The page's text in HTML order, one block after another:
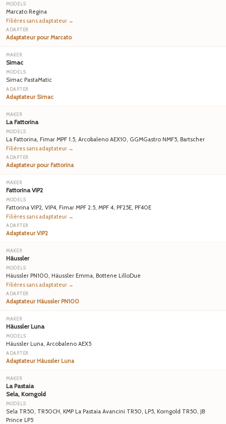
Marcato Regina
Filières sans adaptateur →
Adaptateur pour Marcato
Simac
Simac PastaMatic
Adaptateur Simac
La Fattorina
La Fattorina, Fimar MPF 1.5, Arcobaleno AEX10, GGMGastro NMF5, Bartscher
Filières sans adaptateur →
Adaptateur pour Fattorina
Fattorina VIP2
Fattorina VIP2, VIP4, Fimar MPF 2.5, MPF 4, PF25E, PF40E
Filières sans adaptateur →
Adaptateur VIP2
Häussler
Häussler PN100, Häussler Emma, Bottene LilloDue
Filières sans adaptateur →
Adaptateur Häussler PN100
Häussler Luna
Häussler Luna, Arcobaleno AEX5
Adaptateur Häussler Luna
La Pastaia
Sela, Korngold
Sela TR50, TR50CH, KMP La Pastaia Avancini TR50, LP5, Korngold TR50, JB
Prince LP5